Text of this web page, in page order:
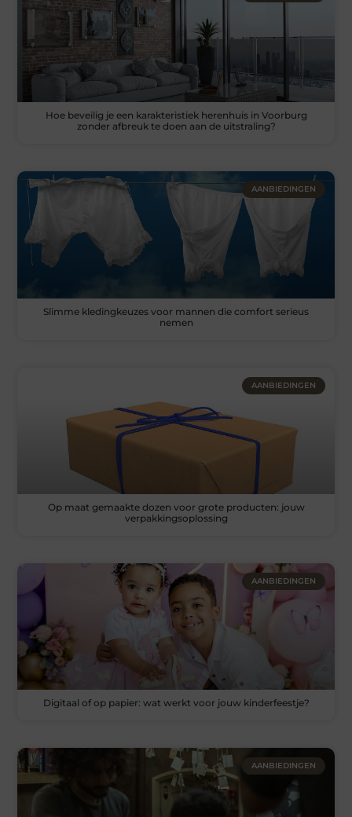
Hoe beveilig je een karakteristiek herenhuis in Voorburg
zonder afbreuk te doen aan de uitstraling?
AANBIEDINGEN
Slimme kledingkeuzes voor mannen die comfort serieus
nemen
AANBIEDINGEN
Op maat gemaakte dozen voor grote producten: jouw
verpakkingsoplossing
AANBIEDINGEN
Digitaal of op papier: wat werkt voor jouw kinderfeestje?
AANBIEDINGEN